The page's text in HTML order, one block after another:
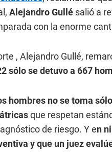
Alejandro Gullé salió a
con la enorme
, Alejandro Gullé,
sólo se detuvo a 667
hombres no se toma
que respetan
de riesgo. Y en
y que un juez